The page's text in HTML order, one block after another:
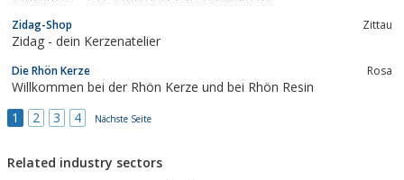
Zidag-Shop Zittau
Zidag - dein Kerzenatelier
Die Rhön Kerze Rosa
Willkommen bei der Rhön Kerze und bei Rhön Resin
1
2 3 4 Nächste Seite
Related industry sectors